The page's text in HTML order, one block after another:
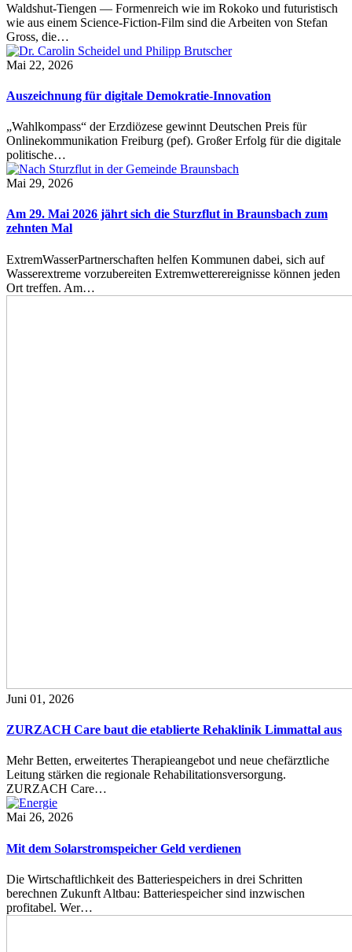
Waldshut-Tiengen — Formenreich wie im Rokoko und futuristisch
wie aus einem Science-Fiction-Film sind die Arbeiten von Stefan
Gross, die…
Mai 22, 2026
Auszeichnung für digitale Demokratie-Innovation
„Wahlkompass“ der Erzdiözese gewinnt Deutschen Preis für
Onlinekommunikation Freiburg (pef). Großer Erfolg für die digitale
politische…
Mai 29, 2026
Am 29. Mai 2026 jährt sich die Sturzflut in Braunsbach zum
zehnten Mal
ExtremWasserPartnerschaften helfen Kommunen dabei, sich auf
Wasserextreme vorzubereiten Extremwetterereignisse können jeden
Ort treffen. Am…
Juni 01, 2026
ZURZACH Care baut die etablierte Rehaklinik Limmattal aus
Mehr Betten, erweitertes Therapieangebot und neue chefärztliche
Leitung stärken die regionale Rehabilitationsversorgung.
ZURZACH Care…
Mai 26, 2026
Mit dem Solarstromspeicher Geld verdienen
Die Wirtschaftlichkeit des Batteriespeichers in drei Schritten
berechnen Zukunft Altbau: Batteriespeicher sind inzwischen
profitabel. Wer…